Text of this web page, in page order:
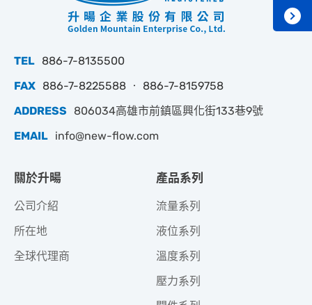
TEL 886-7-8135500
FAX 886-7-8225588 ‧ 886-7-8159758
ADDRESS
806034高雄市前鎮區興化街133巷9號
EMAIL info@new-flow.com
關於升暘
公司介紹
所在地
全球代理商
產品系列
流量系列
液位系列
溫度系列
壓力系列